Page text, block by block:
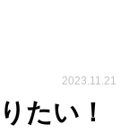
2023.11.21
たい！